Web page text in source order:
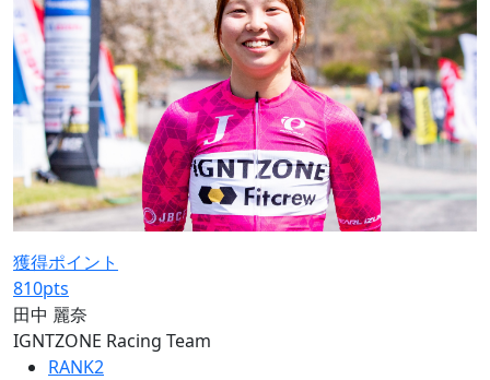
獲得ポイント
810pts
田中 麗奈
IGNTZONE Racing Team
RANK2